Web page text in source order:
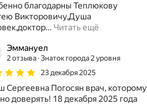
благодарны Теплюкову
Викторовичу,Душа
… Читать ещё
Эммануел
2 отзыва Знаток города 2 уровня
23 декабря 2025
Сергеевна Погосян врач, которому
доверять! 18 декабря 2025 года